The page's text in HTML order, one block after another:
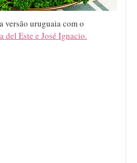
versão uruguaia com o
del Este e José Ignacio.